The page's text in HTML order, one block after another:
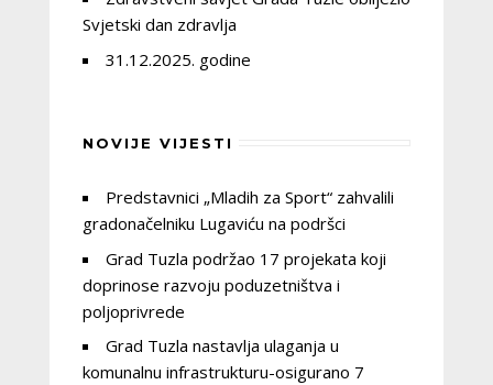
Svjetski dan zdravlja
31.12.2025. godine
NOVIJE VIJESTI
Predstavnici „Mladih za Sport“ zahvalili
gradonačelniku Lugaviću na podršci
Grad Tuzla podržao 17 projekata koji
doprinose razvoju poduzetništva i
poljoprivrede
Grad Tuzla nastavlja ulaganja u
komunalnu infrastrukturu-osigurano 7